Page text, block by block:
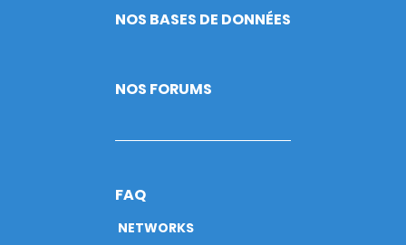
NOS BASES DE DONNÉES
NOS FORUMS
FAQ
NETWORKS